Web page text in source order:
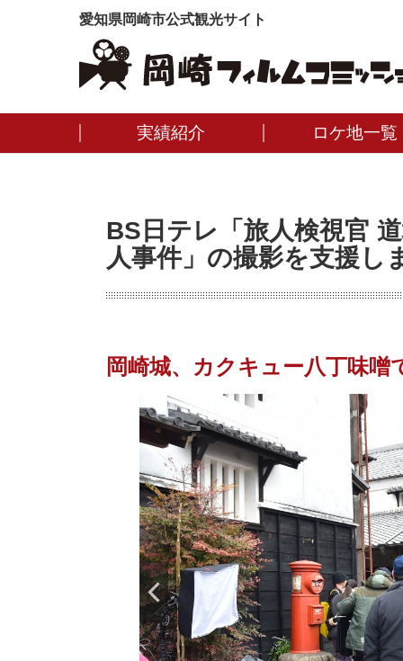
愛知県岡崎市公式観光サイト
実績紹介 ロケ地一覧
BS日テレ「旅人検視官
人事件」の撮影を支援し
岡崎城、カクキュー八丁味噌